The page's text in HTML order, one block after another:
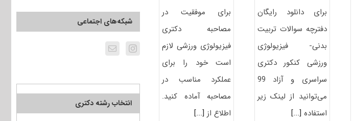
برای دانلود رایگان
دفترچه سوالات تربیت
بدنی- فیزیولوژی
ورزشی کنکور دکتری
سراسری و آزاد 99
می‌توانید از لینک زیر
استفاده [...]
برای موفقیت در
مصاحبه دکتری
فیزیولوژی ورزشی لازم
است خود را برای
عملکرد مناسب در
مصاحبه آماده کنید.
اطلاع از [...]
شبکه‌های اجتماعی
انتخاب رشته دکتری